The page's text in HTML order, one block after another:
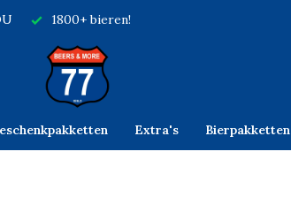
1800+ bieren!
Extra's Bierpakketten